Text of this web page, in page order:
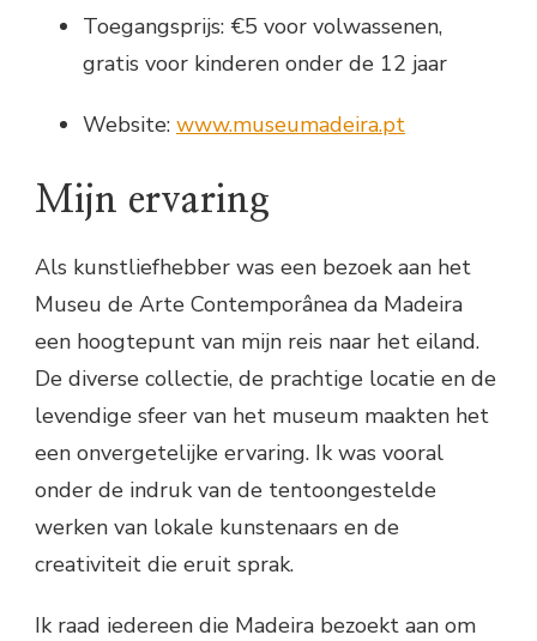
Toegangsprijs: €5 voor volwassenen,
gratis voor kinderen onder de 12 jaar
Website: www.museumadeira.pt
Mijn ervaring
Als kunstliefhebber was een bezoek aan het
Museu de Arte Contemporânea da Madeira
een hoogtepunt van mijn reis naar het eiland.
De diverse collectie, de prachtige locatie en de
levendige sfeer van het museum maakten het
een onvergetelijke ervaring. Ik was vooral
onder de indruk van de tentoongestelde
werken van lokale kunstenaars en de
creativiteit die eruit sprak.
Ik raad iedereen die Madeira bezoekt aan om